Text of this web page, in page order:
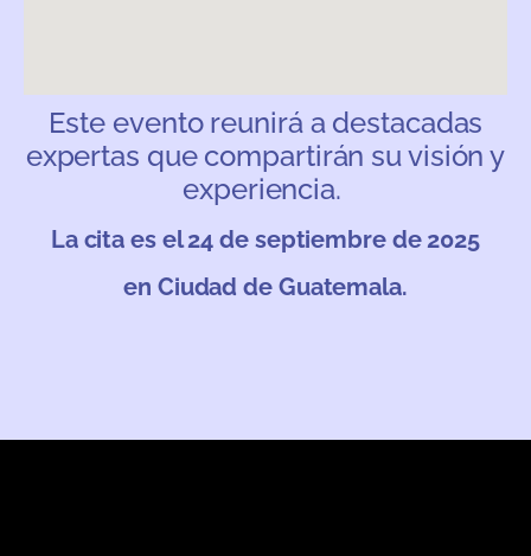
Este evento reunirá a destacadas
expertas que compartirán su visión y
experiencia.
La cita es el 24 de septiembre de 2025
en Ciudad de Guatemala.